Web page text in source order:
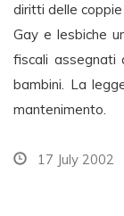
diritti delle
Gay e lesbiche
fiscali assegnati
bambini. La
mantenimento.
17 July 2002